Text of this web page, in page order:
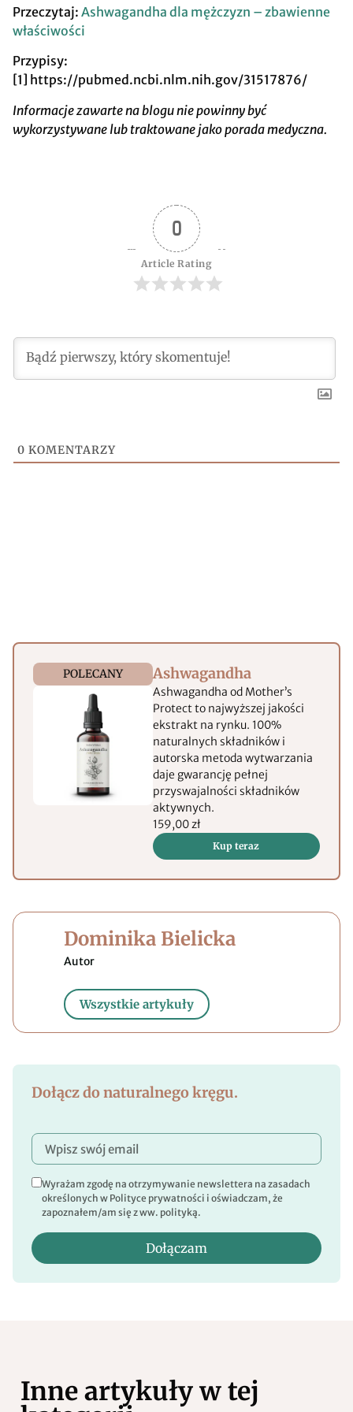
Przeczytaj: Ashwagandha dla mężczyzn – zbawienne
właściwości
Przypisy:
[1] https://pubmed.ncbi.nlm.nih.gov/31517876/
Informacje zawarte na blogu nie powinny być
wykorzystywane lub traktowane jako porada medyczna.
0
Article Rating
0 KOMENTARZY
POLECANY Ashwagandha
Ashwagandha od Mother’s
Protect to najwyższej jakości
ekstrakt na rynku. 100%
naturalnych składników i
autorska metoda wytwarzania
daje gwarancję pełnej
przyswajalności składników
aktywnych.
159,00 zł
Kup teraz
Dominika Bielicka
Wszystkie artykuły
Dołącz do naturalnego kręgu.
Wyrażam zgodę na otrzymywanie newslettera na zasadach
określonych w Polityce prywatności i oświadczam, że
zapoznałem/am się z ww. polityką.
Dołączam
Inne artykuły w tej